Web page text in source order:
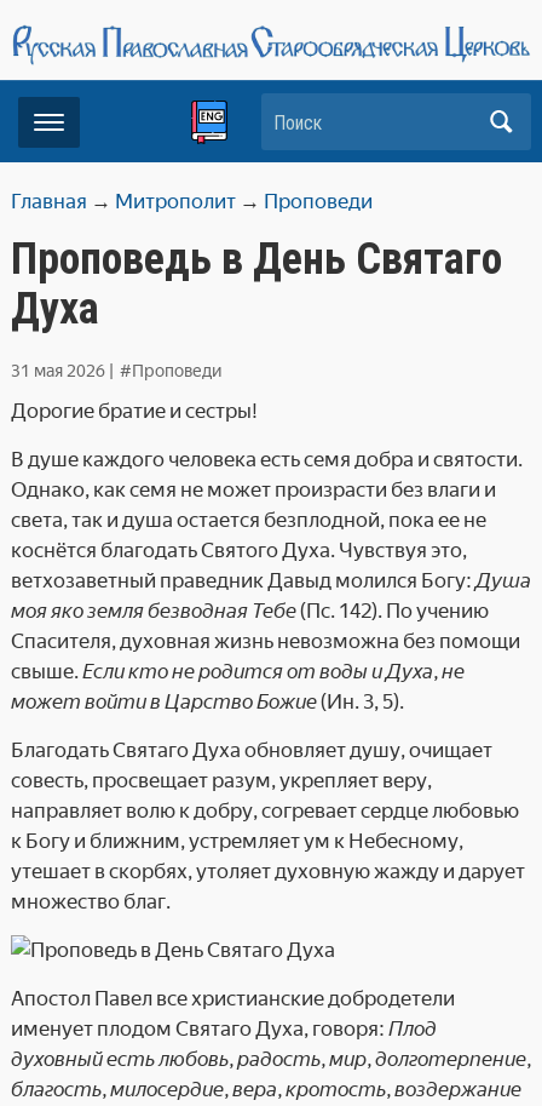
Поиск
Главная → Митрополит → Проповеди
Проповедь в День Святаго
Духа
31 мая 2026 #Проповеди
Дорогие братие и сестры!
В душе каждого человека есть семя добра и святости.
Однако, как семя не может произрасти без влаги и
света, так и душа остается безплодной, пока ее не
коснётся благодать Святого Духа. Чувствуя это,
ветхозаветный праведник Давыд молился Богу:Душа
моя яко земля безводная Тебе(Пс. 142). По учению
Спасителя, духовная жизнь невозможна без помощи
свыше.Если кто не родится от воды и Духа, не
может войти в Царство Божие(Ин. 3, 5).
Благодать Святаго Духа обновляет душу, очищает
совесть, просвещает разум, укрепляет веру,
направляет волю к добру, согревает сердце любовью
к Богу и ближним, устремляет ум к Небесному,
утешает в скорбях, утоляет духовную жажду и дарует
множество благ.
Апостол Павел все христианские добродетели
именует плодом Святаго Духа, говоря: Плод
духовный есть любовь, радость, мир, долготерпение,
благость, милосердие, вера, кротость, воздержание